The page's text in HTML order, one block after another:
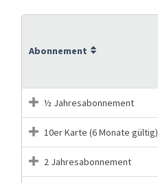
Abonnement
½ Jahresabonnement
10er Karte (6 Monate gültig)
2 Jahresabonnement